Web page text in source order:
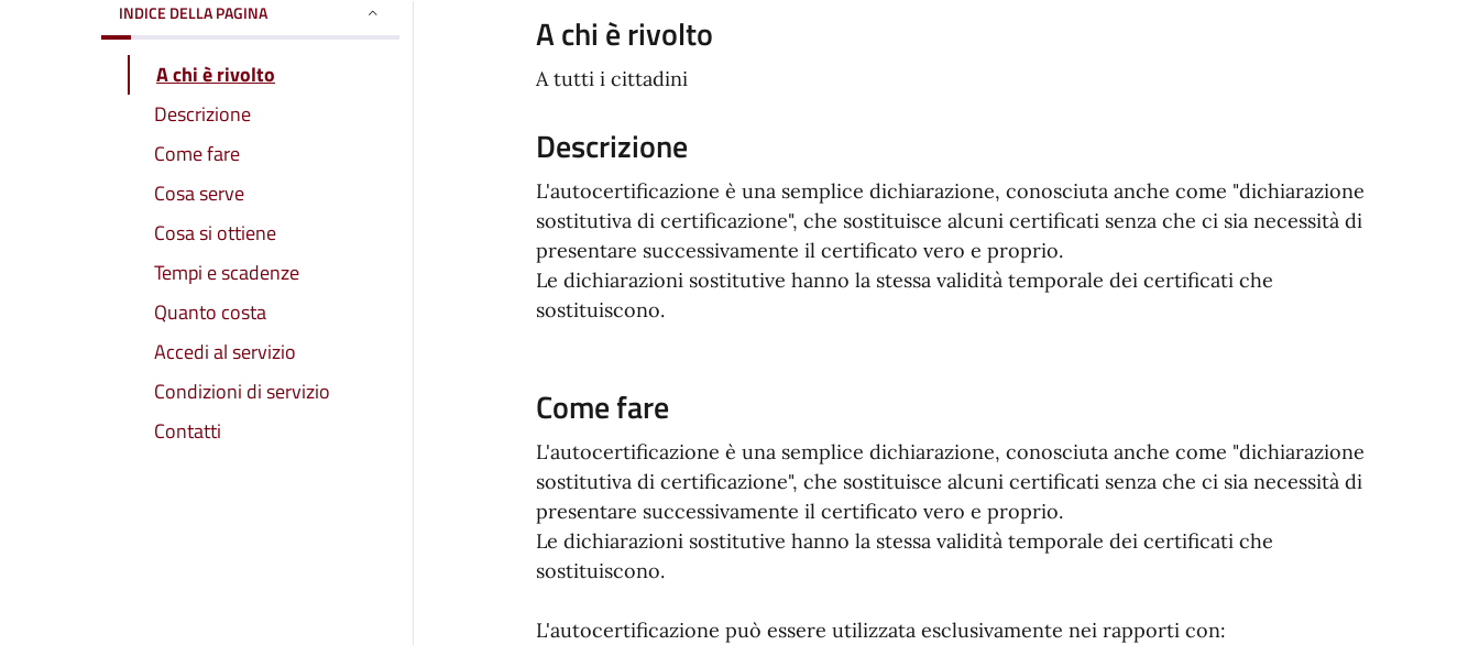
INDICE DELLA PAGINA
A chi è rivolto
Descrizione
Come fare
Cosa serve
Cosa si ottiene
Tempi e scadenze
Quanto costa
Accedi al servizio
Condizioni di servizio
Contatti
A chi è rivolto
A tutti i cittadini
Descrizione
L'autocertificazione è una semplice dichiarazione, conosciuta anche come "dichiarazione
sostitutiva di certificazione", che sostituisce alcuni certificati senza che ci sia necessità di
presentare successivamente il certificato vero e proprio.
Le dichiarazioni sostitutive hanno la stessa validità temporale dei certificati che
sostituiscono.
Come fare
L'autocertificazione è una semplice dichiarazione, conosciuta anche come "dichiarazione
sostitutiva di certificazione", che sostituisce alcuni certificati senza che ci sia necessità di
presentare successivamente il certificato vero e proprio.
Le dichiarazioni sostitutive hanno la stessa validità temporale dei certificati che
sostituiscono.
L'autocertificazione può essere utilizzata esclusivamente nei rapporti con: